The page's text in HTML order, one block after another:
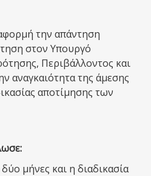
την απάντηση
στον Υπουργό
Περιβάλλοντος και
αναγκαιότητα της άμεσης
αποτίμησης των
μήνες και η διαδικασία